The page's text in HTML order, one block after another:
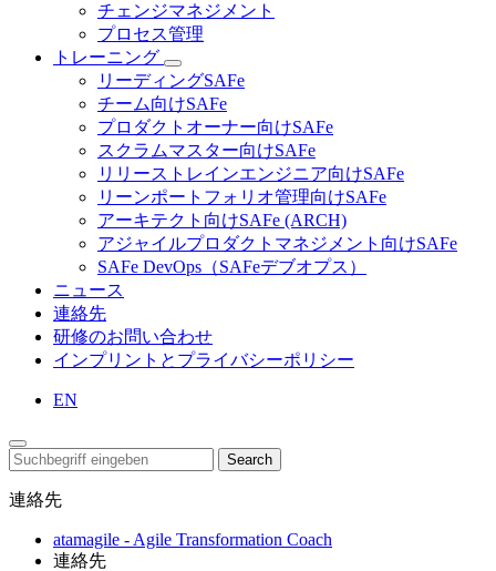
チェンジマネジメント
プロセス管理
トレーニング
リーディングSAFe
チーム向けSAFe
プロダクトオーナー向けSAFe
スクラムマスター向けSAFe
リリーストレインエンジニア向けSAFe
リーンポートフォリオ管理向けSAFe
アーキテクト向けSAFe (ARCH)
アジャイルプロダクトマネジメント向けSAFe
SAFe DevOps（SAFeデブオプス）
ニュース
連絡先
研修のお問い合わせ
インプリントとプライバシーポリシー
EN
Search
連絡先
atamagile - Agile Transformation Coach
連絡先